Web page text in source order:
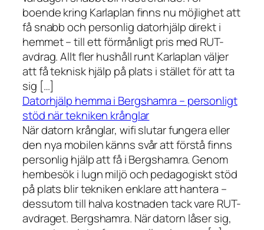
boende kring Karlaplan finns nu möjlighet att
få snabb och personlig datorhjälp direkt i
hemmet – till ett förmånligt pris med RUT-
avdrag. Allt fler hushåll runt Karlaplan väljer
att få teknisk hjälp på plats i stället för att ta
sig […]
Datorhjälp hemma i Bergshamra – personligt
stöd när tekniken krånglar
När datorn krånglar, wifi slutar fungera eller
den nya mobilen känns svår att förstå finns
personlig hjälp att få i Bergshamra. Genom
hembesök i lugn miljö och pedagogiskt stöd
på plats blir tekniken enklare att hantera –
dessutom till halva kostnaden tack vare RUT-
avdraget. Bergshamra. När datorn låser sig,